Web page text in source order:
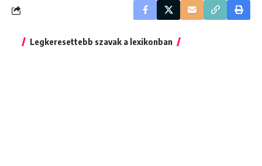
Legkeresettebb szavak a lexikonban